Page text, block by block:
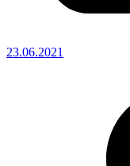
23.06.2021